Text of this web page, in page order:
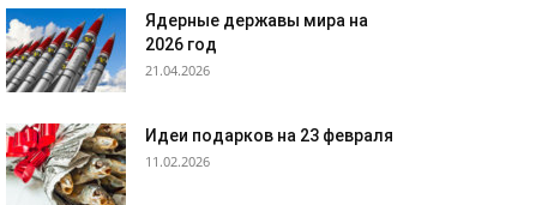
Ядерные державы мира на
2026 год
21.04.2026
Идеи подарков на 23 февраля
11.02.2026